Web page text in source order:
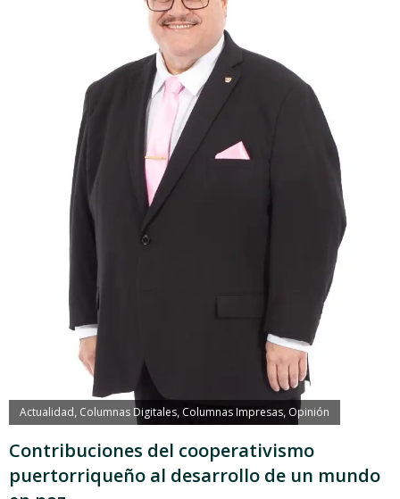
Actualidad, Columnas Digitales, Columnas Impresas, Opinión
Contribuciones del cooperativismo
puertorriqueño al desarrollo de un mundo